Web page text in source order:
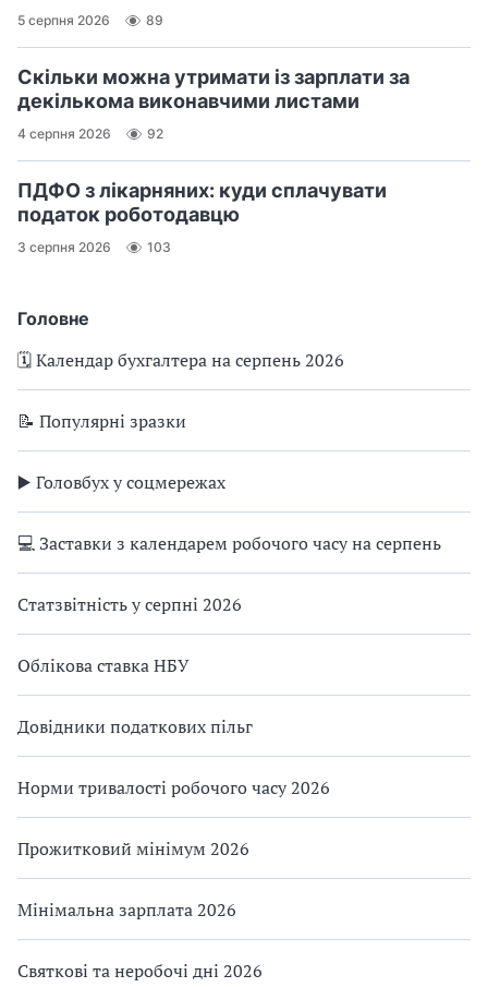
Головне
🗓️ Календар бухгалтера на серпень 2026
📝 Популярні зразки
▶️ Головбух у соцмережах
💻 Заставки з календарем робочого часу на серпень
Статзвітність у серпні 2026
Облікова ставка НБУ
Довідники податкових пільг
Норми тривалості робочого часу 2026
Прожитковий мінімум 2026
Мінімальна зарплата 2026
Святкові та неробочі дні 2026
5 серпня 2026 89
Скільки можна утримати із зарплати за
декількома виконавчими листами
4 серпня 2026 92
ПДФО з лікарняних: куди сплачувати
податок роботодавцю
3 серпня 2026 103